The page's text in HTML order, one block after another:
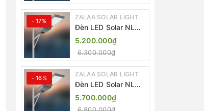
- 17% ZALAA SOLAR LIGHT
Đèn LED Solar NLMT
Liền Thể ZKC-TG
20W All in One |
ZALAA Street Light
5.200.000₫
6.300.000₫
- 16% ZALAA SOLAR LIGHT
Đèn LED Solar NLMT
Liền Thể ZKC-TG
25W All in One |
5.700.000₫